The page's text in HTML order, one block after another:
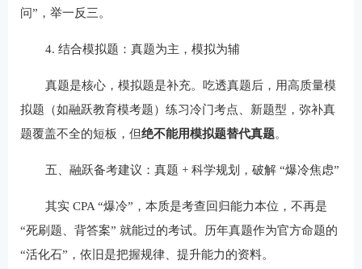
问”，举一反三。
4. 结合模拟题：真题为主，模拟为辅
真题是核心，模拟题是补充。吃透真题后，用高质量模
拟题（如融跃教育模考题）练习冷门考点、新题型，弥补真
题覆盖不全的短板，但绝不能用模拟题替代真题。
五、融跃备考建议：真题 + 科学规划，破解 “爆冷焦虑”
其实 CPA “爆冷”，本质是考查回归能力本位，不再是
“死刷题、背答案” 就能过的考试。历年真题作为官方命题的
“活化石”，依旧是把握规律、提升能力的资料。